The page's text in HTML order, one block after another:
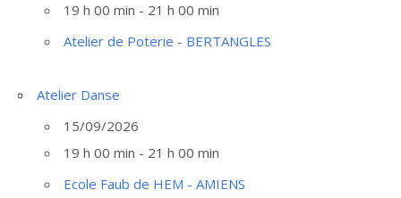
19 h 00 min - 21 h 00 min
Atelier de Poterie - BERTANGLES
Atelier Danse
15/09/2026
19 h 00 min - 21 h 00 min
Ecole Faub de HEM - AMIENS